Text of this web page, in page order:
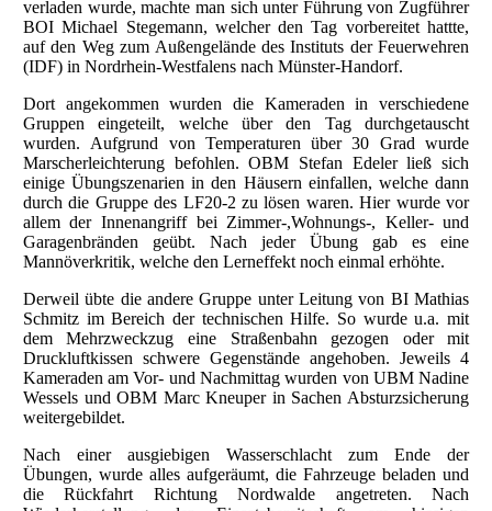
verladen wurde, machte man sich unter Führung von Zugführer
BOI Michael Stegemann, welcher den Tag vorbereitet hattte,
auf den Weg zum Außengelände des Instituts der Feuerwehren
(IDF) in Nordrhein-Westfalens nach Münster-Handorf.
Dort angekommen wurden die Kameraden in verschiedene
Gruppen eingeteilt, welche über den Tag durchgetauscht
wurden. Aufgrund von Temperaturen über 30 Grad wurde
Marscherleichterung befohlen. OBM Stefan Edeler ließ sich
einige Übungszenarien in den Häusern einfallen, welche dann
durch die Gruppe des LF20-2 zu lösen waren. Hier wurde vor
allem der Innenangriff bei Zimmer-,Wohnungs-, Keller- und
Garagenbränden geübt. Nach jeder Übung gab es eine
Mannöverkritik, welche den Lerneffekt noch einmal erhöhte.
Derweil übte die andere Gruppe unter Leitung von BI Mathias
Schmitz im Bereich der technischen Hilfe. So wurde u.a. mit
dem Mehrzweckzug eine Straßenbahn gezogen oder mit
Druckluftkissen schwere Gegenstände angehoben. Jeweils 4
Kameraden am Vor- und Nachmittag wurden von UBM Nadine
Wessels und OBM Marc Kneuper in Sachen Absturzsicherung
weitergebildet.
Nach einer ausgiebigen Wasserschlacht zum Ende der
Übungen, wurde alles aufgeräumt, die Fahrzeuge beladen und
die Rückfahrt Richtung Nordwalde angetreten. Nach